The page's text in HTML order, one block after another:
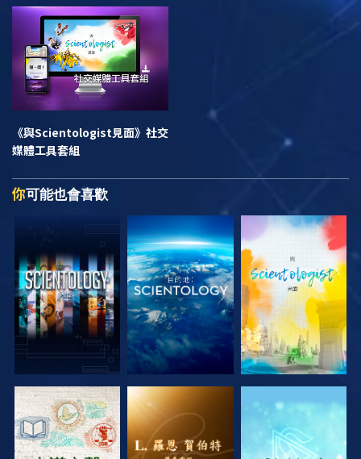
《與Scientologist見面》 社交
媒體工具套組
你可能也會喜歡
探索系列節目 探索系列節目 探索系列節目